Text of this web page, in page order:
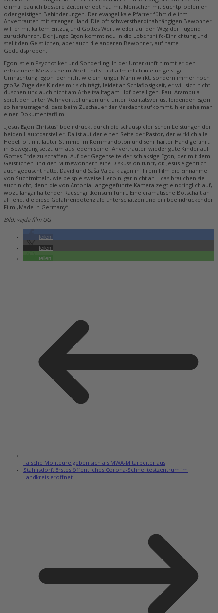
einmal baulich bessere Zeiten erlebt hat, mit Menschen mit Suchtproblemen
oder geistigen Behinderungen. Der evangelikale Pfarrer führt die ihm
Anvertrauten mit strenger Hand. Die oft schwerstheroinabhängigen Bewohner
will er mit kaltem Entzug und Gottes Wort wieder auf den Weg der Tugend
zurückführen. Der junge Egon kommt neu in die Lebenshilfe-Einrichtung und
stellt den Geistlichen, aber auch die anderen Bewohner, auf harte
Geduldsproben.
Egon ist ein Psychotiker und Sonderling. In der Unterkunft nimmt er den
erlösenden Messias beim Wort und stürzt allmählich in eine geistige
Umnachtung. Egon, der nicht wie ein junger Mann wirkt, sondern immer noch
große Züge des Kindes mit sich trägt, leidet an Schlaflosigkeit, er will sich nicht
duschen und auch nicht am Arbeitsalltag am Hof beteiligen. Paul Arambula
spielt den unter Wahnvorstellungen und unter Realitätsverlust leidenden Egon
so herausragend, dass beim Zuschauer der Verdacht aufkommt, hier sehe man
einen Dokumentarfilm.
„Jesus Egon Christus“ beeindruckt durch die schauspielerischen Leistungen der
beiden Hauptdarsteller. Da ist auf der einen Seite der Pastor, der wirklich alle
Hebel, oft mit lauter Stimme im Kommandoton und sehr harter Hand geführt,
in Bewegung setzt, um aus jedem seiner Anvertrauten wieder gute Kinder auf
Gottes Erde zu schaffen. Auf der Gegenseite der schlaksige Egon, der mit dem
Geistlichen und den Mitbewohnern eine Diskussion führt, ob Jesus eigentlich
auch geduscht hatte. David und Saša Vajda klagen in ihrem Film die Einnahme
von Suchtmitteln, wie beispielsweise Heroin, gar nicht an – das brauchen sie
auch nicht, denn die von Antonia Lange geführte Kamera zeigt eindringlich auf,
wozu langanhaltender Rauschgiftkonsum führt. Eine dramatische Botschaft an
all jene, die diese Gefahrenpotenziale unterschätzen und ein beeindruckender
Film „Made in Germany“.
Bild: vajda film UG
teilen
teilen
teilen
Falsche Monteure geben sich als MWA-Mitarbeiter aus
Stahnsdorf: Erstes öffentliches Corona-Schnelltestzentrum im
Landkreis eröffnet